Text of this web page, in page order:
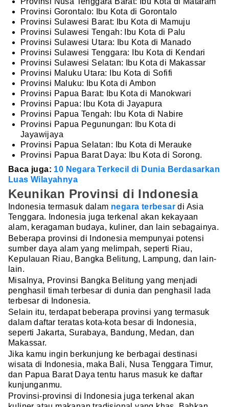
Provinsi Gorontalo: Ibu Kota di Gorontalo
Provinsi Sulawesi Barat: Ibu Kota di Mamuju
Provinsi Sulawesi Tengah: Ibu Kota di Palu
Provinsi Sulawesi Utara: Ibu Kota di Manado
Provinsi Sulawesi Tenggara: Ibu Kota di Kendari
Provinsi Sulawesi Selatan: Ibu Kota di Makassar
Provinsi Maluku Utara: Ibu Kota di Sofifi
Provinsi Maluku: Ibu Kota di Ambon
Provinsi Papua Barat: Ibu Kota di Manokwari
Provinsi Papua: Ibu Kota di Jayapura
Provinsi Papua Tengah: Ibu Kota di Nabire
Provinsi Papua Pegunungan: Ibu Kota di
Jayawijaya
Provinsi Papua Selatan: Ibu Kota di Merauke
Provinsi Papua Barat Daya: Ibu Kota di Sorong.
Baca juga: 10 Negara Terkecil di Dunia Berdasarkan
Luas Wilayahnya
Keunikan Provinsi di Indonesia
Indonesia termasuk dalam negara terbesar di Asia
Tenggara. Indonesia juga terkenal akan kekayaan
alam, keragaman budaya, kuliner, dan lain sebagainya.
Beberapa provinsi di Indonesia mempunyai potensi
sumber daya alam yang melimpah, seperti Riau,
Kepulauan Riau, Bangka Belitung, Lampung, dan lain-
lain.
Misalnya, Provinsi Bangka Belitung yang menjadi
penghasil timah terbesar di dunia dan penghasil lada
terbesar di Indonesia.
Selain itu, terdapat beberapa provinsi yang termasuk
dalam daftar teratas kota-kota besar di Indonesia,
seperti Jakarta, Surabaya, Bandung, Medan, dan
Makassar.
Jika kamu ingin berkunjung ke berbagai destinasi
wisata di Indonesia, maka Bali, Nusa Tenggara Timur,
dan Papua Barat Daya tentu harus masuk ke daftar
kunjunganmu.
Provinsi-provinsi di Indonesia juga terkenal akan